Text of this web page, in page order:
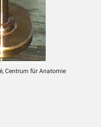
Centrum für Anatomie